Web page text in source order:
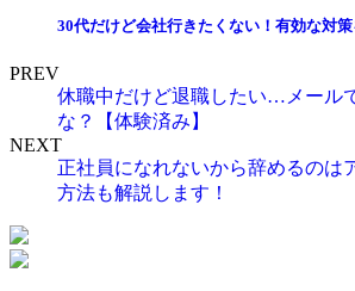
30代だけど会社行きたくない！有効な対策
PREV
休職中だけど退職したい…メール
な？【体験済み】
NEXT
正社員になれないから辞めるのは
方法も解説します！